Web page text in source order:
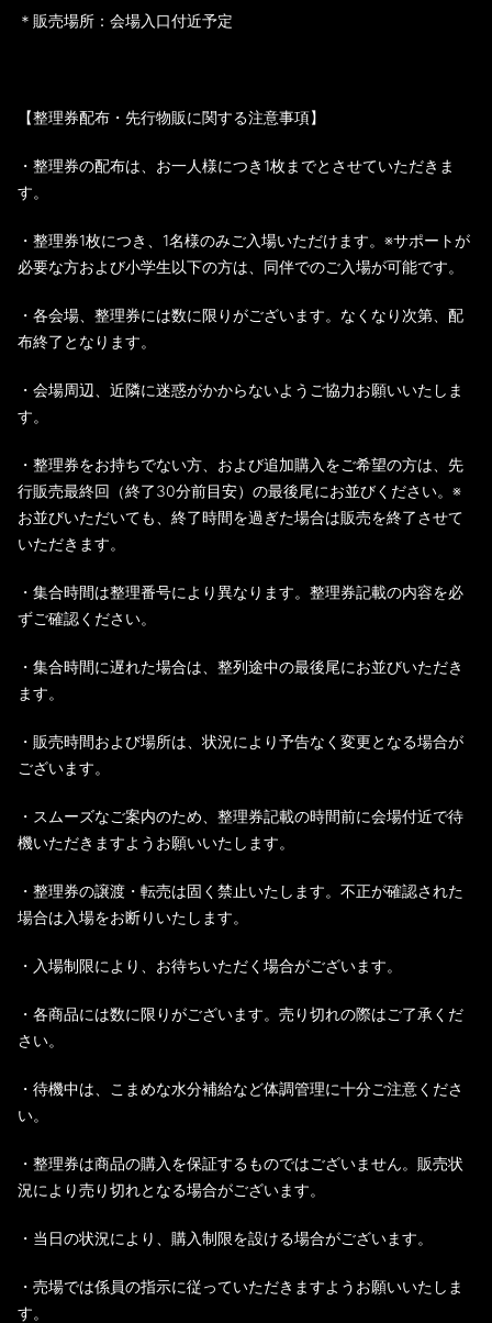
＊販売場所：会場入口付近予定
【整理券配布・先行物販に関する注意事項】
・整理券の配布は、お一人様につき1枚までとさせていただきま
す。
・整理券1枚につき、1名様のみご入場いただけます。※サポートが
必要な方および小学生以下の方は、同伴でのご入場が可能です。
・各会場、整理券には数に限りがございます。なくなり次第、配
布終了となります。
・会場周辺、近隣に迷惑がかからないようご協力お願いいたしま
す。
・整理券をお持ちでない方、および追加購入をご希望の方は、先
行販売最終回（終了30分前目安）の最後尾にお並びください。※
お並びいただいても、終了時間を過ぎた場合は販売を終了させて
いただきます。
・集合時間は整理番号により異なります。整理券記載の内容を必
ずご確認ください。
・集合時間に遅れた場合は、整列途中の最後尾にお並びいただき
ます。
・販売時間および場所は、状況により予告なく変更となる場合が
ございます。
・スムーズなご案内のため、整理券記載の時間前に会場付近で待
機いただきますようお願いいたします。
・整理券の譲渡・転売は固く禁止いたします。不正が確認された
場合は入場をお断りいたします。
・入場制限により、お待ちいただく場合がございます。
・各商品には数に限りがございます。売り切れの際はご了承くだ
さい。
・待機中は、こまめな水分補給など体調管理に十分ご注意くださ
い。
・整理券は商品の購入を保証するものではございません。販売状
況により売り切れとなる場合がございます。
・当日の状況により、購入制限を設ける場合がございます。
・売場では係員の指示に従っていただきますようお願いいたしま
す。